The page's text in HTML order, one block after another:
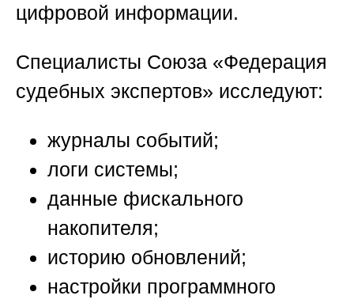
цифровой информации.
Специалисты Союза «Федерация
судебных экспертов» исследуют:
журналы событий;
логи системы;
данные фискального
накопителя;
историю обновлений;
настройки программного